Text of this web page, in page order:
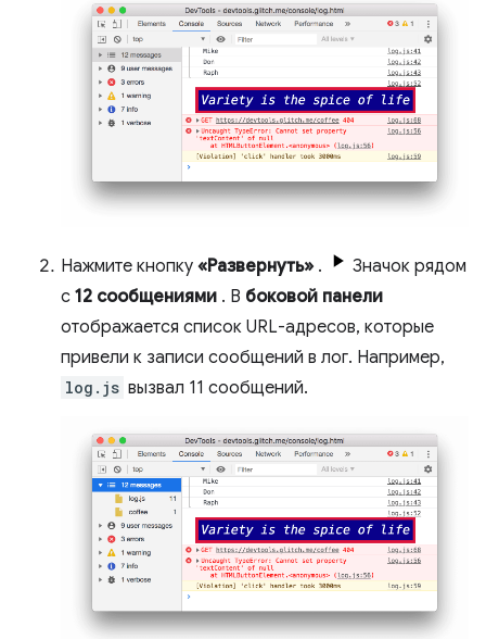
Нажмите кнопку «Развернуть» .
Значок рядом
с 12 сообщениями . В боковой панели
отображается список URL-адресов, которые
привели к записи сообщений в лог. Например,
log.js вызвал 11 сообщений.